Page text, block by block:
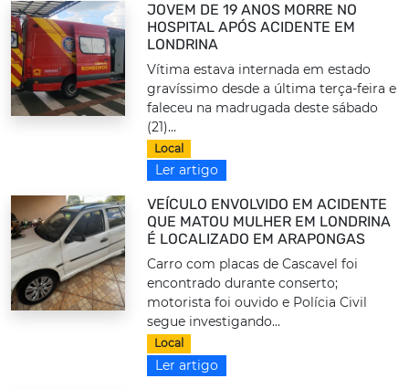
JOVEM DE 19 ANOS MORRE NO
HOSPITAL APÓS ACIDENTE EM
LONDRINA
Vítima estava internada em estado
gravíssimo desde a última terça-feira e
faleceu na madrugada deste sábado
(21)...
Local
Ler artigo
VEÍCULO ENVOLVIDO EM ACIDENTE
QUE MATOU MULHER EM LONDRINA
É LOCALIZADO EM ARAPONGAS
Carro com placas de Cascavel foi
encontrado durante conserto;
motorista foi ouvido e Polícia Civil
segue investigando...
Local
Ler artigo